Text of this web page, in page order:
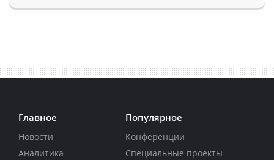
Главное
Новости
Аналитика
Популярное
Конференции
Специальные проекты